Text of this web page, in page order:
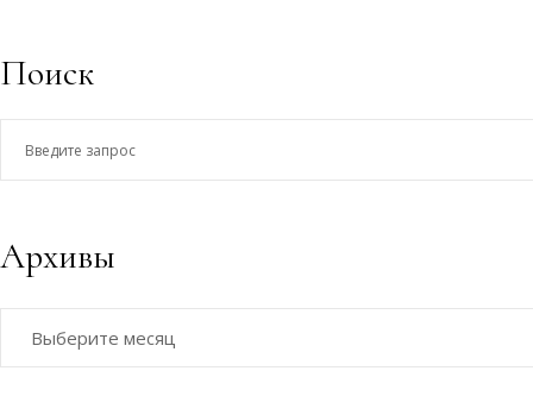
Поиск
Архивы